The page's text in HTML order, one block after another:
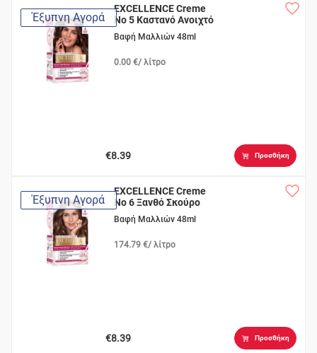
Έξυπνη Αγορά
EXCELLENCE Creme
Nο 5 Καστανό Ανοιχτό
Βαφή Μαλλιών 48ml
0.00 €/ λίτρο
€8.39 Προσθήκη
Έξυπνη Αγορά
EXCELLENCE Creme
Nο 6 Ξανθό Σκούρο
Βαφή Μαλλιών 48ml
174.79 €/ λίτρο
€8.39 Προσθήκη